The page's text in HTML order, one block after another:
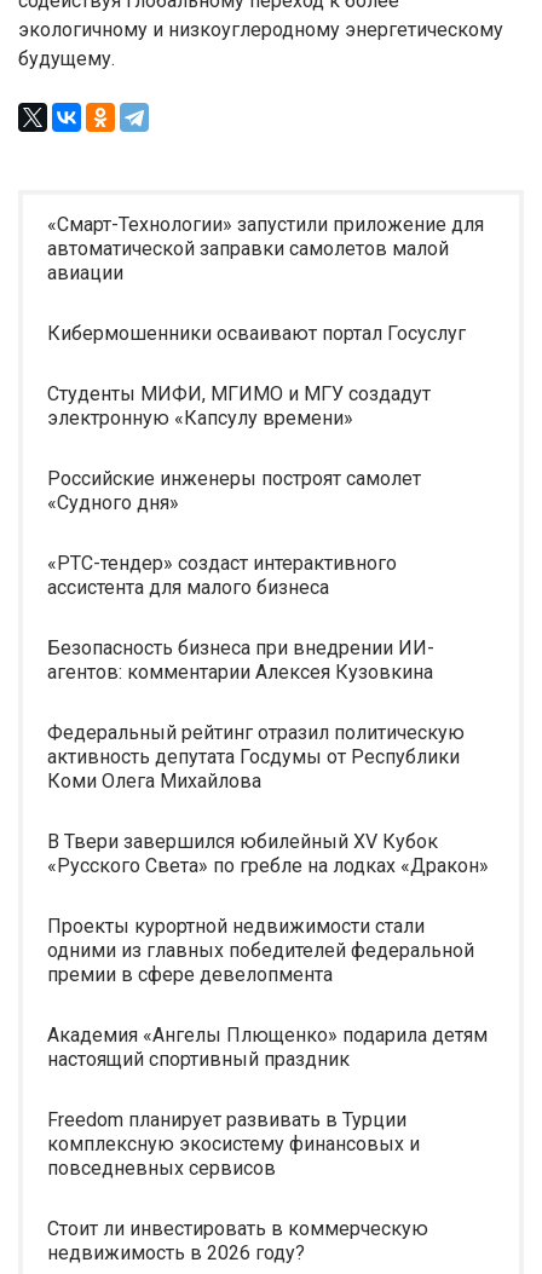
экологичному и низкоуглеродному энергетическому
будущему.
«Смарт-Технологии» запустили приложение для
автоматической заправки самолетов малой
авиации
Кибермошенники осваивают портал Госуслуг
Студенты МИФИ, МГИМО и МГУ создадут
электронную «Капсулу времени»
Российские инженеры построят самолет
«Судного дня»
«РТС-тендер» создаст интерактивного
ассистента для малого бизнеса
Безопасность бизнеса при внедрении ИИ-
агентов: комментарии Алексея Кузовкина
Федеральный рейтинг отразил политическую
активность депутата Госдумы от Республики
Коми Олега Михайлова
В Твери завершился юбилейный XV Кубок
«Русского Света» по гребле на лодках «Дракон»
Проекты курортной недвижимости стали
одними из главных победителей федеральной
премии в сфере девелопмента
Академия «Ангелы Плющенко» подарила детям
настоящий спортивный праздник
Freedom планирует развивать в Турции
комплексную экосистему финансовых и
повседневных сервисов
Стоит ли инвестировать в коммерческую
недвижимость в 2026 году?